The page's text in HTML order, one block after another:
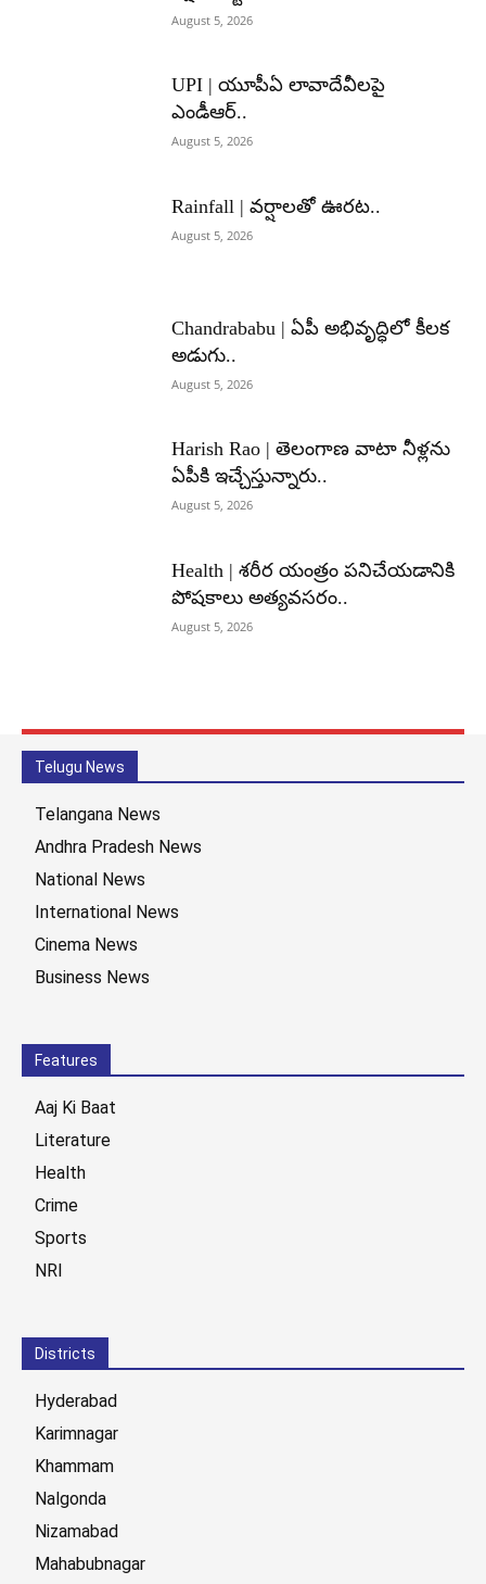
August 5, 2026
UPI | యూపీఏ లావాదేవీలపై
ఎండీఆర్..
August 5, 2026
Rainfall | వర్షాలతో ఊరట..
August 5, 2026
Chandrababu | ఏపీ అభివృద్ధిలో కీలక
అడుగు..
August 5, 2026
Harish Rao | తెలంగాణ వాటా నీళ్లను
ఏపీకి ఇచ్చేస్తున్నారు..
August 5, 2026
Health | శరీర యంత్రం పనిచేయడానికి
పోషకాలు అత్యవసరం..
August 5, 2026
Telugu News
Telangana News
Andhra Pradesh News
National News
International News
Cinema News
Business News
Features
Aaj Ki Baat
Literature
Health
Crime
Sports
NRI
Districts
Hyderabad
Karimnagar
Khammam
Nalgonda
Nizamabad
Mahabubnagar